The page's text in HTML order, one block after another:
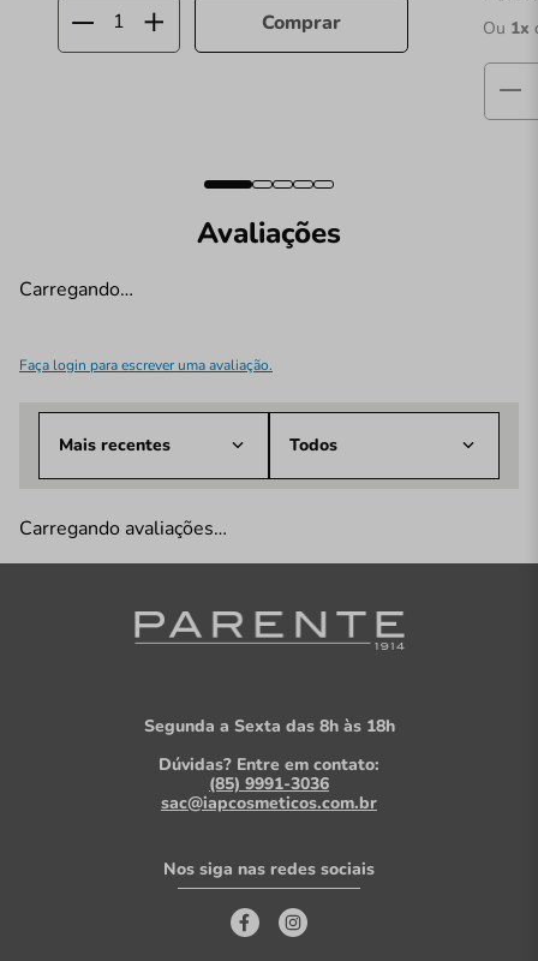
Comprar Ou 1x
Avaliações
Carregando…
Faça login para escrever uma avaliação.
Mais recentes Todos
Carregando avaliações…
Segunda a Sexta das 8h às 18h
Dúvidas? Entre em contato:
(85) 9991-3036
sac@iapcosmeticos.com.br
Nos siga nas redes sociais